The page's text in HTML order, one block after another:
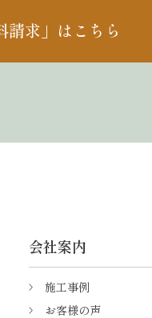
請求」はこちら
会社案内
施工事例
お客様の声